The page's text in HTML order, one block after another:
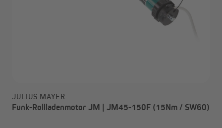
JULIUS MAYER
Funk-Rollladenmotor JM | JM45-150F (15Nm / SW60)